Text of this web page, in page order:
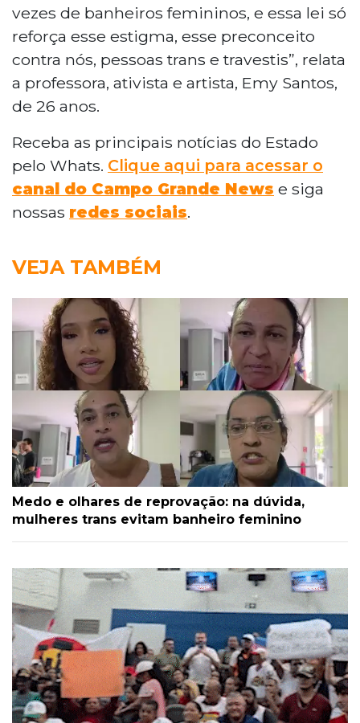
vezes de banheiros femininos, e essa lei só
reforça esse estigma, esse preconceito
contra nós, pessoas trans e travestis”, relata
a professora, ativista e artista, Emy Santos,
de 26 anos.
Receba as principais notícias do Estado
pelo Whats. Clique aqui para acessar o
canal do Campo Grande News e siga
nossas redes sociais.
VEJA TAMBÉM
Medo e olhares de reprovação: na dúvida,
mulheres trans evitam banheiro feminino